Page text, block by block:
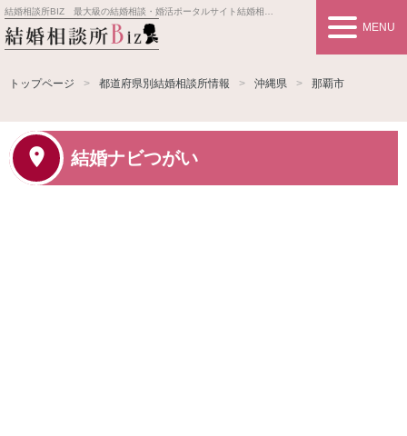
結婚相談所BIZ 最大級の結婚相談・婚活ポータルサイト結婚相談所事業者情報や婚活お見合いの悩み、対策を紹介します。
MENU
トップページ 都道府県別結婚相談所情報 沖縄県 那覇市
結婚ナビつがい